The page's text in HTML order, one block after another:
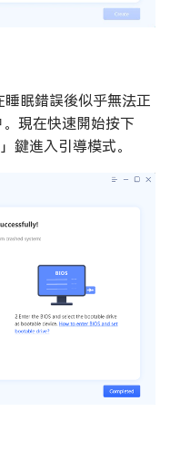
眠錯誤後似乎無法正
現在快速開始按下
鍵進入引導模式。